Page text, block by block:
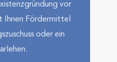
vor
Ihnen Förder­mittel
oder ein